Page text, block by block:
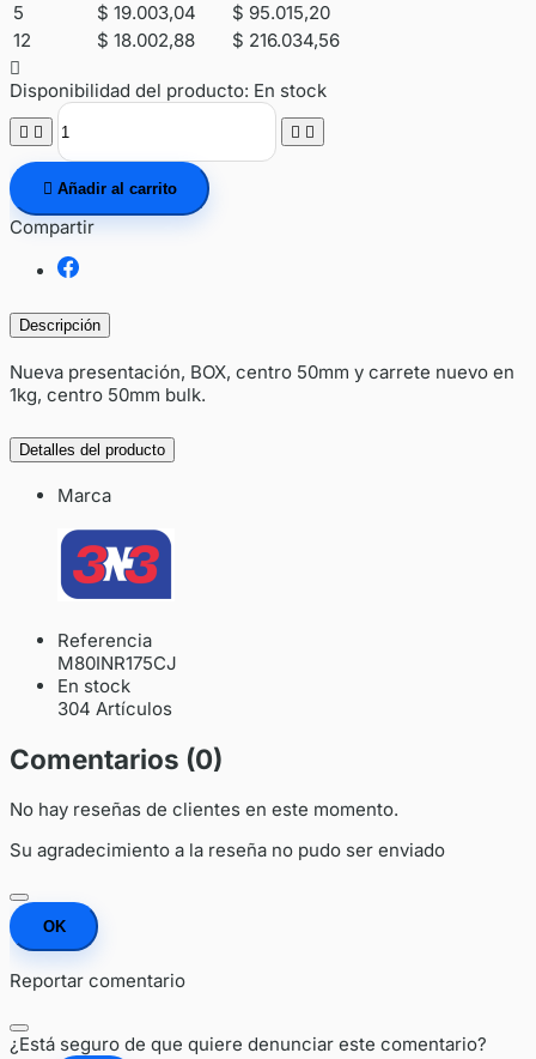
5
$ 19.003,04
$ 95.015,20
12
$ 18.002,88
$ 216.034,56

Disponibilidad del producto: En stock
   
 Añadir al carrito
Compartir
Descripción
Nueva presentación, BOX, centro 50mm y carrete nuevo en
1kg, centro 50mm bulk.
Detalles del producto
Marca
Referencia
M80INR175CJ
En stock
304 Artículos
Comentarios (0)
No hay reseñas de clientes en este momento.
Su agradecimiento a la reseña no pudo ser enviado
OK
Reportar comentario
¿Está seguro de que quiere denunciar este comentario?